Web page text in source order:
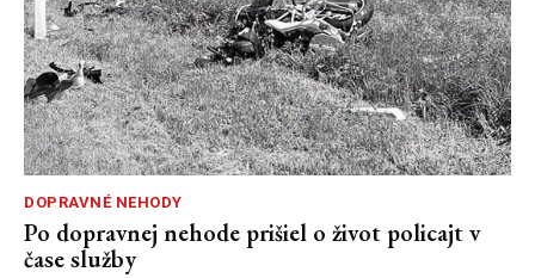
DOPRAVNÉ NEHODY
Po dopravnej nehode prišiel o život policajt v
čase služby